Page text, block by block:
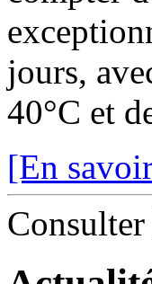
jours,
40°C et
[En